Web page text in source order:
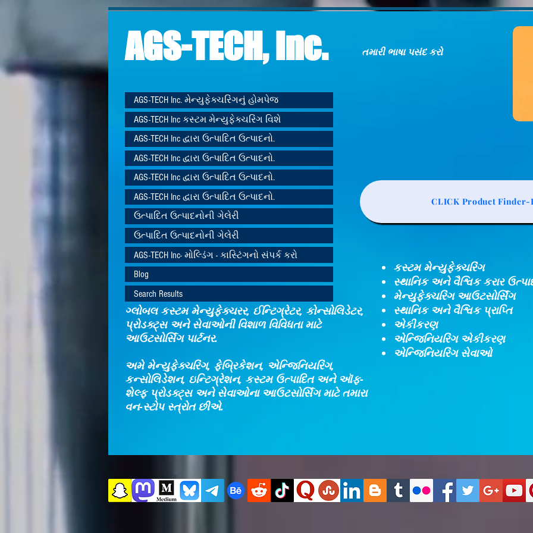
AGS-TECH, Inc.
AGS-TECH Inc. મેન્યુફેક્ચરિંગનું હોમપેજ
AGS-TECH Inc કસ્ટમ મેન્યુફેક્ચરિંગ વિશે
AGS-TECH Inc દ્વારા ઉત્પાદિત ઉત્પાદનો.
AGS-TECH Inc દ્વારા ઉત્પાદિત ઉત્પાદનો.
AGS-TECH Inc દ્વારા ઉત્પાદિત ઉત્પાદનો.
AGS-TECH Inc દ્વારા ઉત્પાદિત ઉત્પાદનો.
ઉત્પાદિત ઉત્પાદનોની ગેલેરી
ઉત્પાદિત ઉત્પાદનોની ગેલેરી
AGS-TECH Inc- મોલ્ડિંગ - કાસ્ટિંગનો સંપર્ક કરો
Blog
Search Results
ગ્લોબલ કસ્ટમ મેન્યુફેક્ચરર, ઈન્ટિગ્રેટર, કોન્સોલિડેટર,
પ્રોડક્ટ્સ અને સેવાઓની વિશાળ વિવિધતા માટે
આઉટસોર્સિંગ પાર્ટનર.
અમે મેન્યુફેક્ચરિંગ, ફેબ્રિકેશન, એન્જિનિયરિંગ,
કન્સોલિડેશન, ઇન્ટિગ્રેશન, કસ્ટમ ઉત્પાદિત અને ઑફ-
શેલ્ફ પ્રોડક્ટ્સ અને સેવાઓના આઉટસોર્સિંગ માટે તમારા
વન-સ્ટોપ સ્ત્રોત છીએ.
તમારી ભાષા પસંદ કરો
CLICK Product Finder-
કસ્ટમ મેન્યુફેક્ચરિંગ
સ્થાનિક અને વૈશ્વિક કરાર
મેન્યુફેક્ચરિંગ આઉટસોર્સિંગ
સ્થાનિક અને વૈશ્વિક પ્રાપ્તિ
એકીકરણ​
એન્જિનિયરિંગ એકીકરણ​
એન્જિનિયરિંગ સેવાઓ